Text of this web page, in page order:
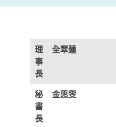
理
事
長
全翠蓮
秘
書
長
金惠雯